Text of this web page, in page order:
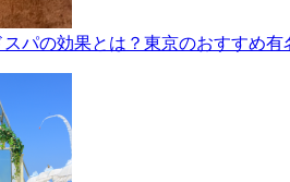
パの効果とは？東京のおすすめ有